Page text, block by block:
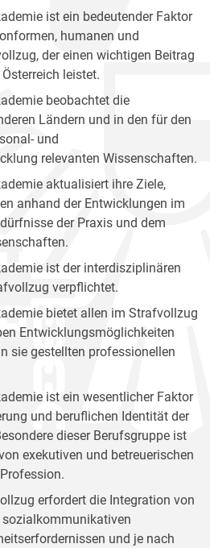
ist ein bedeutender Faktor
humanen und
der einen wichtigen Beitrag
leistet.
beobachtet die
Ländern und in den für den
und
relevanten Wissenschaften.
aktualisiert ihre Ziele,
anhand der Entwicklungen im
der Praxis und dem
ist der interdisziplinären
verpflichtet.
bietet allen im Strafvollzug
Entwicklungsmöglichkeiten
sie gestellten professionellen
ist ein wesentlicher Faktor
und beruflichen Identität der
dieser Berufsgruppe ist
exekutiven und betreuerischen
erfordert die Integration von
sozialkommunikativen
und je nach